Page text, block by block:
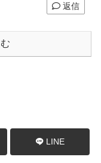
返信
LINE